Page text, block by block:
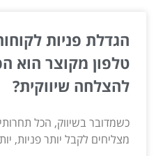
הגדלת פניות
טלפון מקוצר הוא
להצלחה שיווקית?
כשמדובר בשיווק, הכל
מצליחים לקבל יותר פניות,